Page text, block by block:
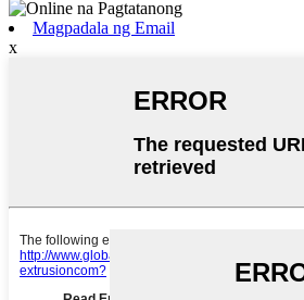
Magpadala ng Email
x